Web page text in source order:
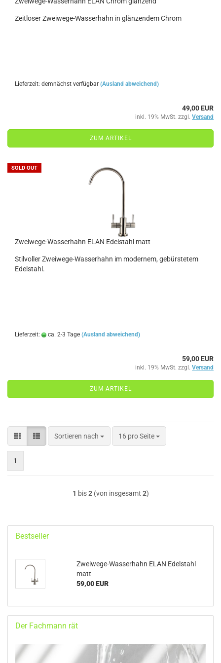
Zeitloser Zweiwege-Wasserhahn in glänzendem Chrom
Lieferzeit: demnächst verfügbar (Ausland abweichend)
49,00 EUR
inkl. 19% MwSt. zzgl. Versand
ZUM ARTIKEL
SOLD OUT
Zweiwege-Wasserhahn ELAN Edelstahl matt
Stilvoller Zweiwege-Wasserhahn im modernem, gebürstetem
Edelstahl.
Lieferzeit: ca. 2-3 Tage (Ausland abweichend)
59,00 EUR
inkl. 19% MwSt. zzgl. Versand
ZUM ARTIKEL
Sortieren nach
Sortieren nach 16 pro Seite
pro Seite
1
1 bis2(von insgesamt 2)
Bestseller
Zweiwege-Wasserhahn ELAN Edelstahl
matt
59,00 EUR
Der Fachmann rät